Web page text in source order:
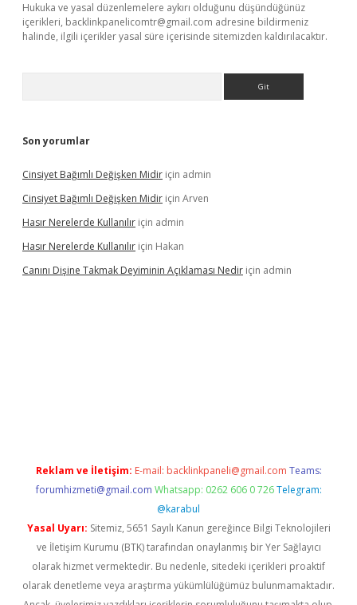
Hukuka ve yasal düzenlemelere aykırı olduğunu düşündüğünüz
içerikleri, backlinkpanelicomtr@gmail.com adresine bildirmeniz
halinde, ilgili içerikler yasal süre içerisinde sitemizden kaldırılacaktır.
Son yorumlar
Cinsiyet Bağımlı Değişken Midir için admin
Cinsiyet Bağımlı Değişken Midir için Arven
Hasır Nerelerde Kullanılır için admin
Hasır Nerelerde Kullanılır için Hakan
Canını Dişine Takmak Deyiminin Açıklaması Nedir için admin
Reklam ve İletişim: E-mail: backlinkpaneli@gmail.com Teams:
forumhizmeti@gmail.com Whatsapp: 0262 606 0 726 Telegram:
@karabul
Yasal Uyarı: Sitemiz, 5651 Sayılı Kanun gereğince Bilgi Teknolojileri
ve İletişim Kurumu (BTK) tarafından onaylanmış bir Yer Sağlayıcı
olarak hizmet vermektedir. Bu nedenle, sitedeki içerikleri proaktif
olarak denetleme veya araştırma yükümlülüğümüz bulunmamaktadır.